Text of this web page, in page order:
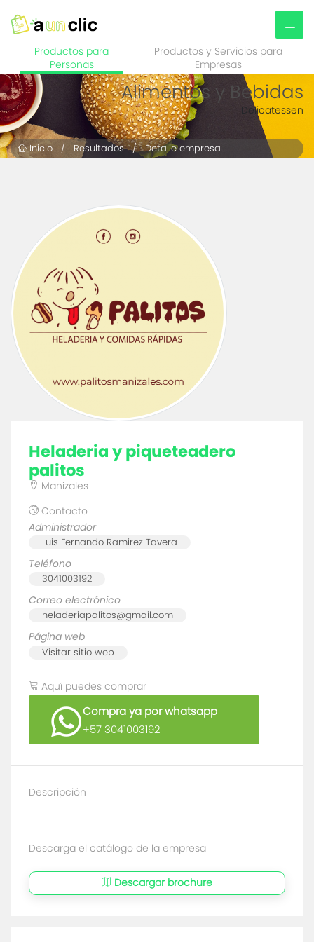
Productos para
Personas
Productos y Servicios para
Empresas
Alimentos y Bebidas
Delicatessen
Inicio / Resultados/ Detalle empresa
heladeria y piqueteadero
palitos
Manizales
Contacto
Administrador
Luis Fernando Ramirez Tavera
Teléfono
3041003192
Correo electrónico
heladeriapalitos@gmail.com
Página web
Visitar sitio web
Aquí puedes comprar
Compra ya por whatsapp
+57 3041003192
Descripción
Descarga el catálogo de la empresa
Descargar brochure